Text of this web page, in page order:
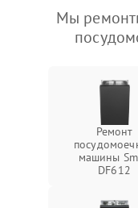
Мы
Ремонт
машины
DF612